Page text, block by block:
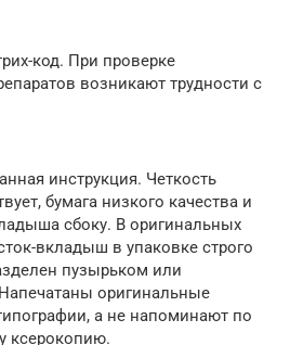
код. При проверке
возникают трудности с
инструкция. Четкость
бумага низкого качества и
сбоку. В оригинальных
вкладыш в упаковке строго
пузырьком или
оригинальные
а не напоминают по
ксерокопию.